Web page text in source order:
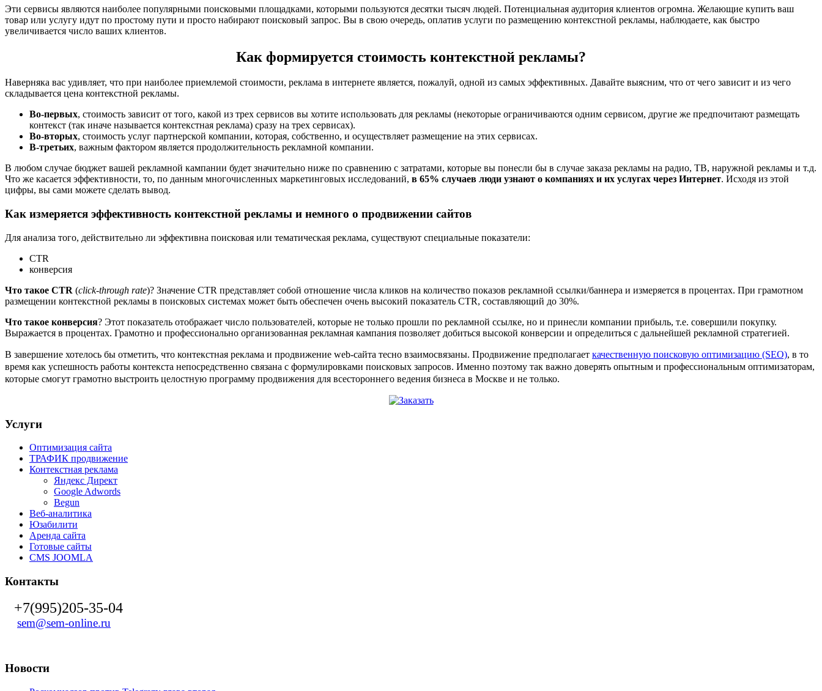
Эти сервисы являются наиболее популярными поисковыми площадками, которыми пользуются десятки тысяч людей. Потенциальная аудитория клиентов огромна. Желающие купить ваш
товар или услугу идут по простому пути и просто набирают поисковый запрос. Вы в свою очередь, оплатив услуги по размещению контекстной рекламы, наблюдаете, как быстро
увеличивается число ваших клиентов.
Как формируется стоимость контекстной рекламы?
Наверняка вас удивляет, что при наиболее приемлемой стоимости, реклама в интернете является, пожалуй, одной из самых эффективных. Давайте выясним, что от чего зависит и из чего
складывается цена контекстной рекламы.
Во-первых, стоимость зависит от того, какой из трех сервисов вы хотите использовать для рекламы (некоторые ограничиваются одним сервисом, другие же предпочитают размещать
контекст (так иначе называется контекстная реклама) сразу на трех сервисах).
Во-вторых, стоимость услуг партнерской компании, которая, собственно, и осуществляет размещение на этих сервисах.
В-третьих, важным фактором является продолжительность рекламной компании.
В любом случае бюджет вашей рекламной кампании будет значительно ниже по сравнению с затратами, которые вы понесли бы в случае заказа рекламы на радио, ТВ, наружной рекламы и т.д.
Что же касается эффективности, то, по данным многочисленных маркетинговых исследований, в 65% случаев люди узнают о компаниях и их услугах через Интернет. Исходя из этой
цифры, вы сами можете сделать вывод.
Как измеряется эффективность контекстной рекламы и немного о продвижении сайтов
Для анализа того, действительно ли эффективна поисковая или тематическая реклама, существуют специальные показатели:
CTR
конверсия
Что такое CTR (click-through rate)? Значение CTR представляет собой отношение числа кликов на количество показов рекламной ссылки/баннера и измеряется в процентах. При грамотном
размещении контекстной рекламы в поисковых системах может быть обеспечен очень высокий показатель CTR, составляющий до 30%.
Что такое конверсия? Этот показатель отображает число пользователей, которые не только прошли по рекламной ссылке, но и принесли компании прибыль, т.е. совершили покупку.
Выражается в процентах. Грамотно и профессионально организованная рекламная кампания позволяет добиться высокой конверсии и определиться с дальнейшей рекламной стратегией.
В завершение хотелось бы отметить, что контекстная реклама и продвижение web-сайта тесно взаимосвязаны. Продвижение предполагает качественную поисковую оптимизацию (SEO), в то
время как успешность работы контекста непосредственно связана с формулировками поисковых запросов. Именно поэтому так важно доверять опытным и профессиональным оптимизаторам,
которые смогут грамотно выстроить целостную программу продвижения для всестороннего ведения бизнеса в Москве и не только.
Услуги
Оптимизация сайта
ТРАФИК продвижение
Контекстная реклама
Яндекс Директ
Google Adwords
Begun
Веб-аналитика
Юзабилити
Аренда сайта
Готовые сайты
CMS JOOMLA
Контакты
+7(995)205-35-04
sem@sem-online.ru
Новости